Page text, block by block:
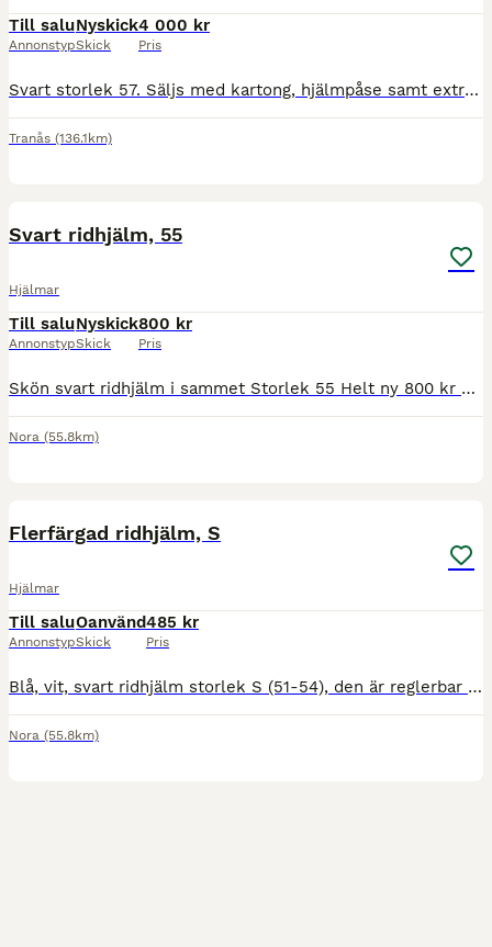
Till salu
Annonstyp
Nyskick
Skick
4 000 kr
Pris
Svart storlek 57. Säljs med kartong, hjälmpåse samt extra liner. Som ny och aldrig tappad eller avtrillad i.
Tranås (136.1km)
Svart ridhjälm, 55
Hjälmar
Till salu
Annonstyp
Nyskick
Skick
800 kr
Pris
Skön svart ridhjälm i sammet Storlek 55 Helt ny 800 kr st. Kan skickas om köparen står för frakten. Betalas med swish Skickas med Postnord eller DHL.
Nora (55.8km)
Flerfärgad ridhjälm, S
Hjälmar
Till salu
Annonstyp
Oanvänd
Skick
485 kr
Pris
Blå, vit, svart ridhjälm storlek S (51-54), den är reglerbar i nacken. Säljs med originalkartongen. Kan skickas om köparen står för frakten. Betalas med swish Skickas med Postnord eller DHL.
Nora (55.8km)